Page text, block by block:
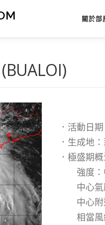
關於部
．活動日期
．生成地
．極盛期概
強度：
中心氣
中心附
相當風